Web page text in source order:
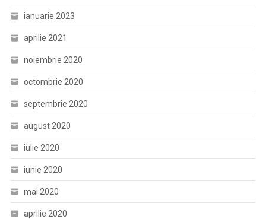
ianuarie 2023
aprilie 2021
noiembrie 2020
octombrie 2020
septembrie 2020
august 2020
iulie 2020
iunie 2020
mai 2020
aprilie 2020